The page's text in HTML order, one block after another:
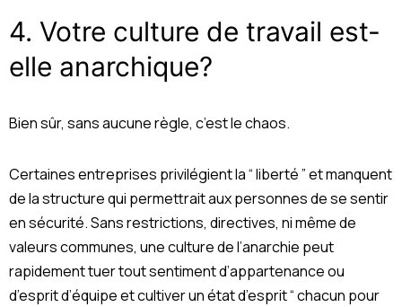
4. Votre culture de travail est-
elle anarchique?
Bien sûr, sans aucune règle, c’est le chaos.
Certaines entreprises privilégient la “ liberté ” et manquent
de la structure qui permettrait aux personnes de se sentir
en sécurité. Sans restrictions, directives, ni même de
valeurs communes, une culture de l’anarchie peut
rapidement tuer tout sentiment d’appartenance ou
d’esprit d’équipe et cultiver un état d’esprit “ chacun pour